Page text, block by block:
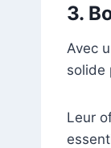
3.
Avec
solide
Leur